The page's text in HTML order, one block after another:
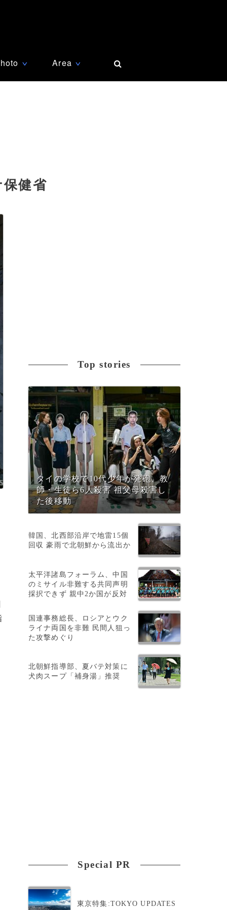
∨ Area ∨
健省
Top stories
タイの学校で10代少年が発砲、教
師・生徒ら6人殺害 祖父母殺害し
た後移動
韓国、北西部沿岸で地雷15個
回収 豪雨で北朝鮮から流出か
太平洋諸島フォーラム、中国
のミサイル非難する共同声明
採択できず 親中2か国が反対
国連事務総長、ロシアとウク
ライナ両国を非難 民間人狙っ
た攻撃めぐり
北朝鮮指導部、夏バテ対策に
犬肉スープ「補身湯」推奨
Special PR
東京特集:TOKYO UPDATES